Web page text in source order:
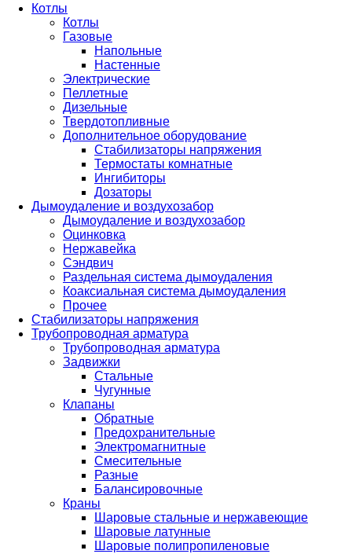
Котлы
Котлы
Газовые
Напольные
Настенные
Электрические
Пеллетные
Дизельные
Твердотопливные
Дополнительное оборудование
Стабилизаторы напряжения
Термостаты комнатные
Ингибиторы
Дозаторы
Дымоудаление и воздухозабор
Дымоудаление и воздухозабор
Оцинковка
Нержавейка
Сэндвич
Раздельная система дымоудаления
Коаксиальная система дымоудаления
Прочее
Стабилизаторы напряжения
Трубопроводная арматура
Трубопроводная арматура
Задвижки
Стальные
Чугунные
Клапаны
Обратные
Предохранительные
Электромагнитные
Смесительные
Разные
Балансировочные
Краны
Шаровые стальные и нержавеющие
Шаровые латунные
Шаровые полипропиленовые